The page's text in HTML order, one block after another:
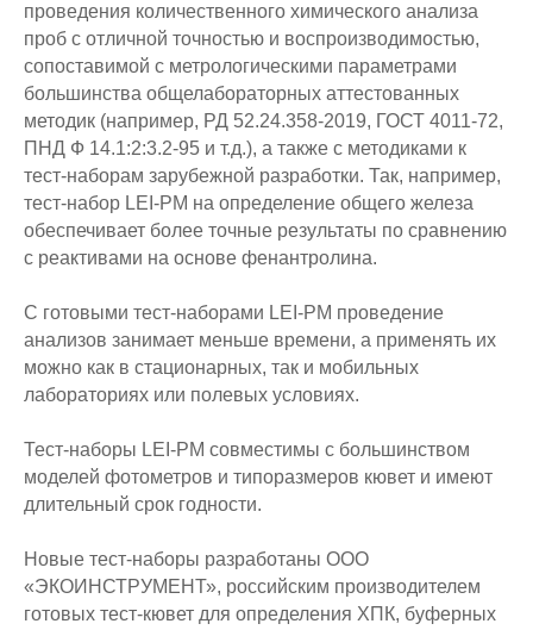
проведения количественного химического анализа
проб с отличной точностью и воспроизводимостью,
сопоставимой с метрологическими параметрами
большинства общелабораторных аттестованных
методик (например, РД 52.24.358-2019, ГОСТ 4011-72,
ПНД Ф 14.1:2:3.2-95 и т.д.), а также с методиками к
тест-наборам зарубежной разработки. Так, например,
тест-набор LEI-PM на определение общего железа
обеспечивает более точные результаты по сравнению
с реактивами на основе фенантролина.
С готовыми тест-наборами LEI-PM проведение
анализов занимает меньше времени, а применять их
можно как в стационарных, так и мобильных
лабораториях или полевых условиях.
Тест-наборы LEI-PM совместимы с большинством
моделей фотометров и типоразмеров кювет и имеют
длительный срок годности.
Новые тест-наборы разработаны ООО
«ЭКОИНСТРУМЕНТ», российским производителем
готовых тест-кювет для определения ХПК, буферных